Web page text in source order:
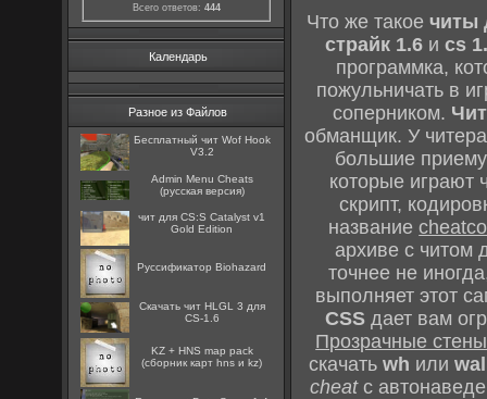
Всего ответов: 444
Календарь
Разное из Файлов
Бесплатный чит Wof Hook
V3.2
Admin Menu Cheats
(русская версия)
чит для CS:S Catalyst v1
Gold Edition
Руссификатор Biohazard
Скачать чит HLGL 3 для
CS-1.6
KZ + HNS map pack
(сборник карт hns и kz)
Что же такое читы
страйк 1.6 иcs
программка,
пожульничать в
соперником.
обманщик. У
большие
которые играют
скрипт,
название
архиве с читом
точнее не
выполняет этот
CSSдает вам
Прозрачные стены
скачатьwh или
cheatс